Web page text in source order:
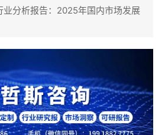
业分析报告：2025年国内市场发展